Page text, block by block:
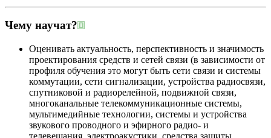
Чему научат?
Оценивать актуальность, перспективность и значимость
проектирования средств и сетей связи (в зависимости от
профиля обучения это могут быть сети связи и системы
коммутации, сети сигнализации, устройства радиосвязи,
спутниковой и радиорелейной, подвижной связи,
многоканальные телекоммуникационные системы,
мультимедийные технологии, системы и устройства
звукового проводного и эфирного радио- и
телевещания, электроакустики, средства защиты